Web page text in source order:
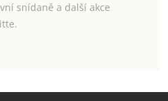
snídaně a další akce